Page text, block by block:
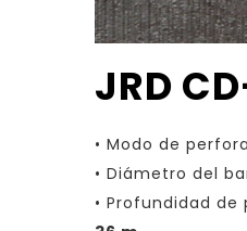
JRD
• Modo de
• Diámetro del
• Profundidad de